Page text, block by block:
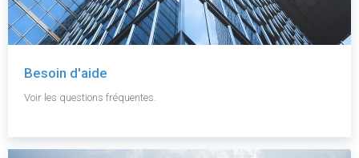
Besoin d'aide
Voir les questions fréquentes.